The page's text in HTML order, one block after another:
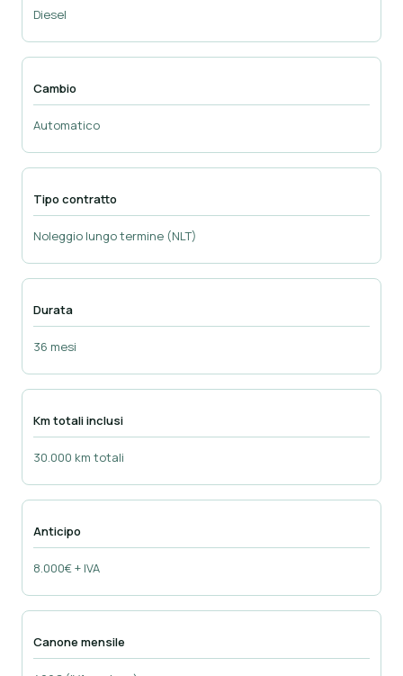
Diesel
Cambio
Automatico
Tipo contratto
Noleggio lungo termine (NLT)
Durata
36 mesi
Km totali inclusi
30.000 km totali
Anticipo
8.000€ + IVA
Canone mensile